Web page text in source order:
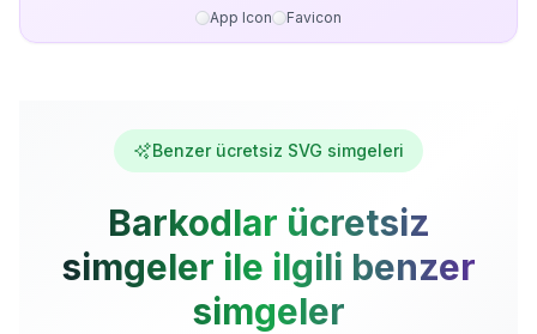
App Icon Favicon
Benzer ücretsiz SVG simgeleri
Barkodlar ücretsiz
simgeler ile ilgili benzer
simgeler